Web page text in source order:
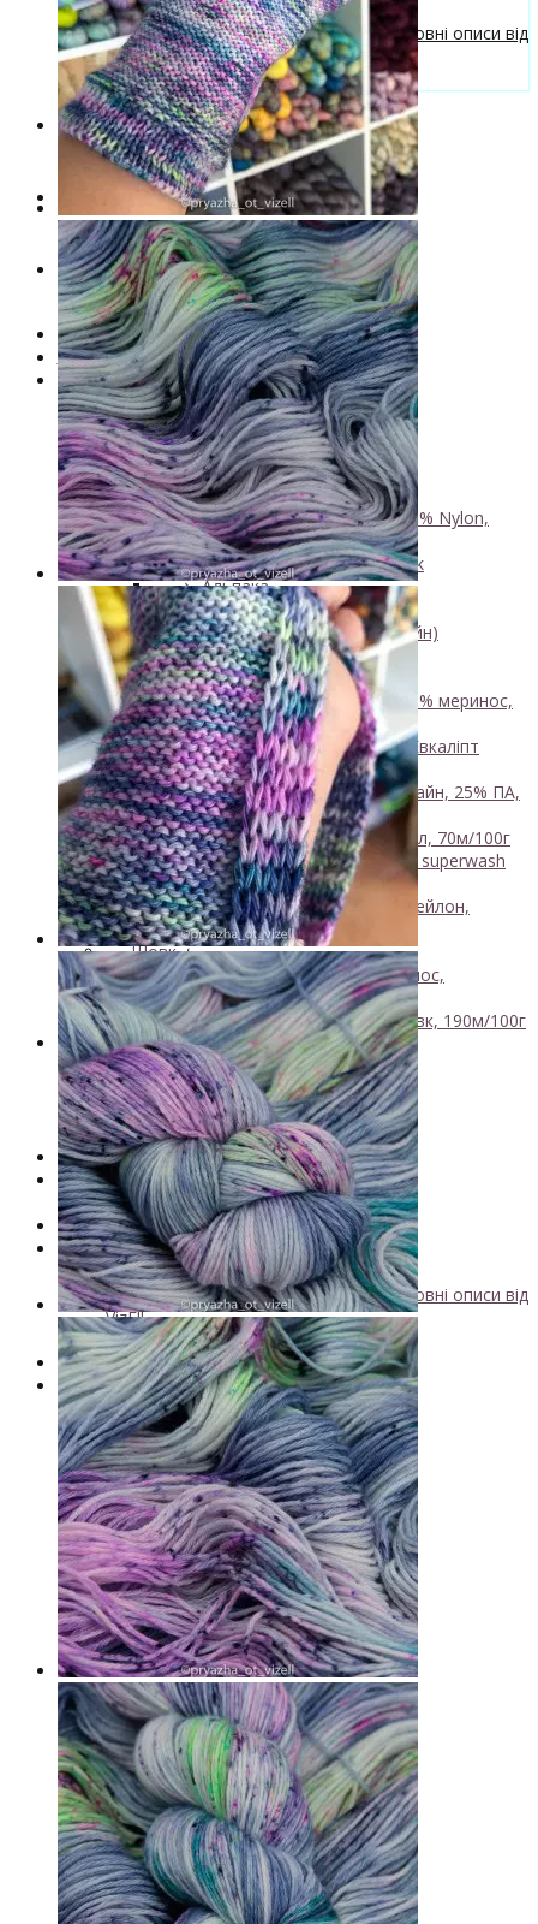
Безкоштовні описи моделей
Галерея в'язаних виробів та безкоштовні описи від
VizEll
Поради та рекомендації
Знижки
. . .
Книги по фарбуванню пряжі
Лімітована колекція пряжі
Пряжа ручного фарбування VizEll+
- Luxury Collection
- Бавовна
- Вовна 100%
- Вовна ягняти
- Кід мохер, альпака+
↘ KidLace, 70% Kid Mohair 30% Nylon,
450м/50г
↘ KidSilk, Super Kid Mohair Silk
↘ Альпака
- Мериносова вовна+
↘ Bliss 350м/100г (екстрафайн)
↘ Mavka, 220м/100г
- Пряжа змішаного складу
+
↘ Charisma, 10% кашемир 90% меринос,
400м/100гНова пряжа
↘ Kable Aquarelle, Меринос Евкаліпт
Нейлон, 250м/100г
↘ Like, 75% меринос естрафайн, 25% ПА,
420м/100гNEW
↘ Nice, 50% Вовна 50% Акрил, 70м/100г
↘ Sock Tender, 80% меринос superwash
20% нейлон
↘ Sock, 75% Меринос 25% Нейлон,
300м/100г
- Шовк+
↘ Cleo, 50% шовк 50% меринос,
600м/100гНовинка!
↘ Бурет, 100% буретный шовк, 190м/100г
Бобінна пряжа+
- Альпака
- Кашемир
- Мериносова вовна
- Пряжа з кід мохером
Майстер-класи та описи в'язаних моделей
Інструменти та аксессуари+
- Конуси для пряжі
Одяг TieDye
Блог про в'язання+
Безкоштовні описи моделей
Галерея в'язаних виробів та безкоштовні описи від
VizEll
Поради та рекомендації
Знижки
Новинки